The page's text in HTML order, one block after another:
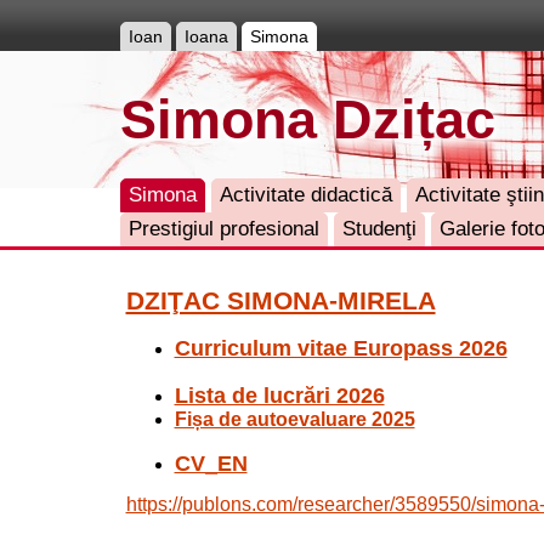
Ioan Ioana Simona
Simona Dzițac
Simona Activitate didactică
Activitate
Prestigiul profesional
Studenţi Galerie foto
DZIŢAC SIMONA-MIRELA
Curriculum vitae Europass 2026
Lista de lucrări 2026
Fișa de autoevaluare 2025
CV_EN
https://publons.com/researcher/3589550/